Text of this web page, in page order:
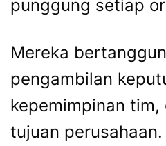
punggung setiap
Mereka
pengambilan
kepemimpinan
tujuan perusahaan.